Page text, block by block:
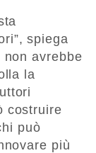
spiega
non avrebbe
la
costruire
può
più